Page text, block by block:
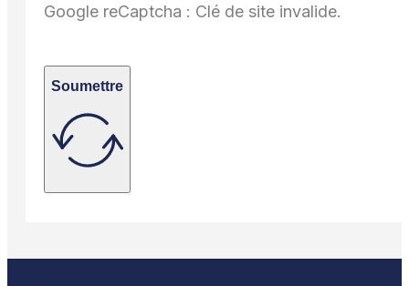
Google reCaptcha : Clé de site invalide.
Soumettre